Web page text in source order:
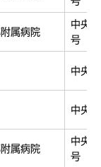
属病院
中央
号
中央
中央
属病院
中央
号